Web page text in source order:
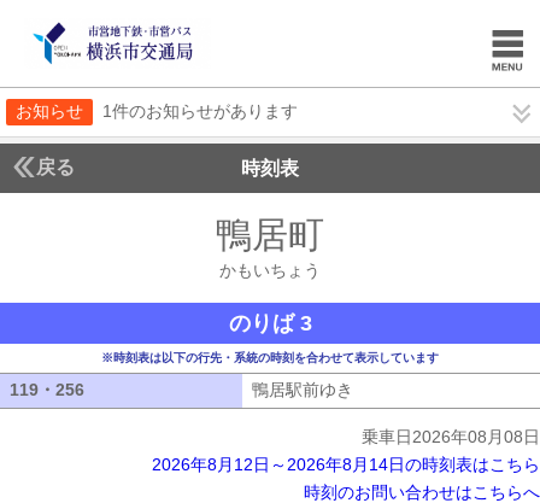
お知らせ 1件のお知らせがあります
戻る 時刻表
鴨居町
かもいちょう
のりば 3
※時刻表は以下の行先・系統の時刻を合わせて表示しています
119・256 鴨居駅前ゆき
乗車日2026年08月08日
2026年8月12日～2026年8月14日の時刻表はこちら
時刻のお問い合わせはこちらへ